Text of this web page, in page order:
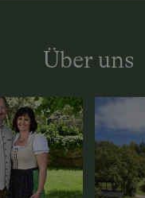
Über uns